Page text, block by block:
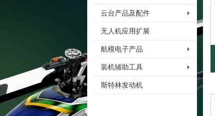
云台产品及配件
无人机应用扩展
航模电子产品
装机辅助工具
斯特林发动机